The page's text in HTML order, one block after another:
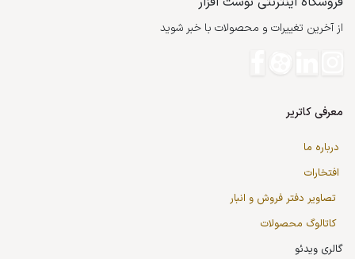
از آخرین تغییرات و محصولات با خبر شوید
معرفی کاتریر
درباره ما
افتخارات
تصاویر دفتر فروش و انبار
کاتالوگ محصولات
گالری ویدئو